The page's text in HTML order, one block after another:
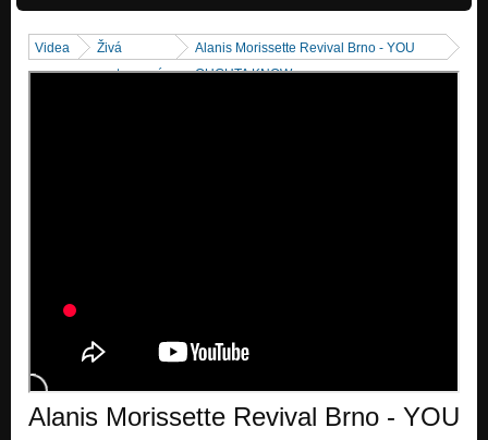
Videa
Živá
vystoupení
Alanis Morissette Revival Brno - YOU
OUGHTA KNOW
Alanis Morissette Revival Brno - YOU